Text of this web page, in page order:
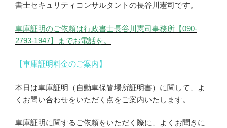
書士セキュリティコンサルタントの長谷川憲司です。
車庫証明のご依頼は行政書士長谷川憲司事務所【090-
2793-1947】までお電話を。
【車庫証明料金のご案内】
本日は車庫証明（自動車保管場所証明書）に関して、よ
くお問い合わせをいただく点をご案内いたします。
車庫証明に関するご依頼をいただく際に、よくお聞きに